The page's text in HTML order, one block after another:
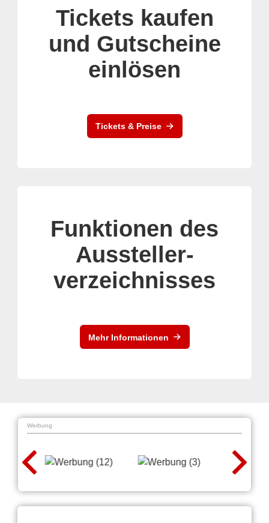
Tickets kaufen
und Gutscheine
einlösen
Tickets & Preise
Funktionen des
Aussteller-
verzeichnisses
Mehr Informationen
Werbung